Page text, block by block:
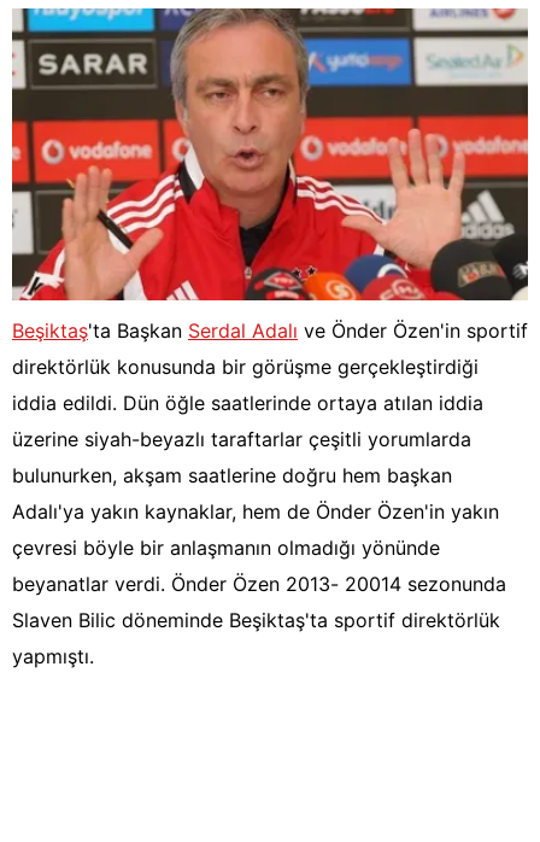
Beşiktaş'ta Başkan Serdal Adalı ve Önder Özen'in sportif
direktörlük konusunda bir görüşme gerçekleştirdiği
iddia edildi. Dün öğle saatlerinde ortaya atılan iddia
üzerine siyah-beyazlı taraftarlar çeşitli yorumlarda
bulunurken, akşam saatlerine doğru hem başkan
Adalı'ya yakın kaynaklar, hem de Önder Özen'in yakın
çevresi böyle bir anlaşmanın olmadığı yönünde
beyanatlar verdi. Önder Özen 2013- 20014 sezonunda
Slaven Bilic döneminde Beşiktaş'ta sportif direktörlük
yapmıştı.